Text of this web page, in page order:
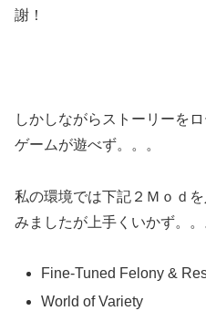
謝！
しかしながらストーリーを
ゲームが遊べず。。。
私の環境では下記２Ｍｏｄ
みましたが上手くいかず。。
Fine-Tuned Felony &
World of Variety